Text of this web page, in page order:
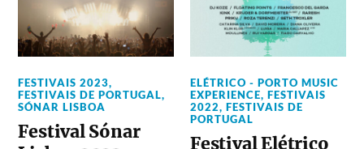
FESTIVAIS 2023,
FESTIVAIS DE PORTUGAL,
SÓNAR LISBOA
Festival Sónar
ELÉTRICO - PORTO MUSIC
EXPERIENCE,FESTIVAIS
2022,FESTIVAIS DE
PORTUGAL
Festival Elétrico